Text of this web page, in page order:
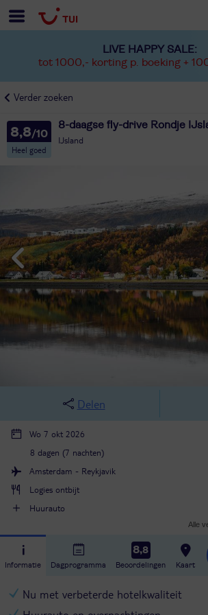
LIVE HAPPY SALE:
tot 1000,- korting p. boeking +
Verder zoeken
8,8
Heel goed
8-daagse fly-drive Rondje
IJsland
Delen
Wo 7 okt 2026
8 dagen (7 nachten)
Amsterdam - Reykjavik
Logies ontbijt
Huurauto
Alle
Informatie Dagprogramma
8,8
Beoordelingen Kaart
Nu met verbeterde hotelkwaliteit